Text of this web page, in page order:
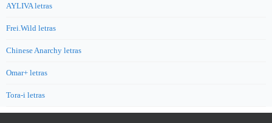
AYLIVA letras
Frei.Wild letras
Chinese Anarchy letras
Omar+ letras
Tora-i letras